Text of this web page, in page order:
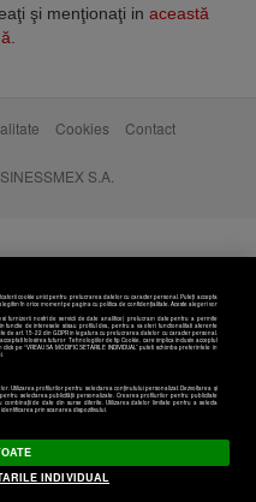
şi menţionaţi in această
Cookies Contact
S.A.
cookie unici pentru prelucrarea datelor cu caracter personal. Puteți accepta
în orice moment pe pagina cu politica de confidențialitate. Aceste alegeri vor
furnizorii nostri de servicii de date analitice) prelucram date pentru a permite
functie de interesele si/sau profilul dvs., pentru a va oferi functionalitati aferente
de art. 15-22 din GDPR in legatura cu prelucrarea datelor cu caracter personal.
acceptati folosirea tuturor Tehnologiilor de tip Cookie, care implica inclusiv acceptul
pe “VREAU SA MODIFIC SETARILE INDIVIDUAL” puteti schimba preferintele in
Utilizarea profilurilor pentru selectarea conținutului personalizat. Dezvoltarea și
selectarea publicității personalizate. Crearea profilurilor pentru publicitate
de date din surse diferite. Utilizarea datelor limitate pentru a selecta
prin scanarea dispozitivului.
INDIVIDUAL